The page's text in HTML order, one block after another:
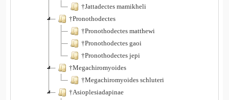
†Jattadectes mamikheli
†Pronothodectes
†Pronothodectes matthewi
†Pronothodectes gaoi
†Pronothodectes jepi
†Megachiromyoides
†Megachiromyoides schluteri
†Asioplesiadapinae